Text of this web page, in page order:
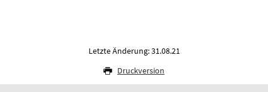
Letzte Änderung: 31.08.21
Druckversion